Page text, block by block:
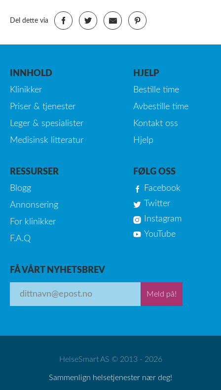
Del dette via
INNHOLD
Klinikker
Priser & tjenester
Leger & spesialister
Medisinsk litteratur
HJELP
Bestille time
Avbestille time
Kontakt oss
Hjelp
RESSURSER
Blogg
Annonsering
For klinikker
F.A.Q
FØLG OSS
Facebook
Twitter
Instagram
YouTube
FÅ VÅRT NYHETSBREV
Meld på!
HelseSmart AS © 2013 - 2026
Sammenlign helsetjenester nær deg!